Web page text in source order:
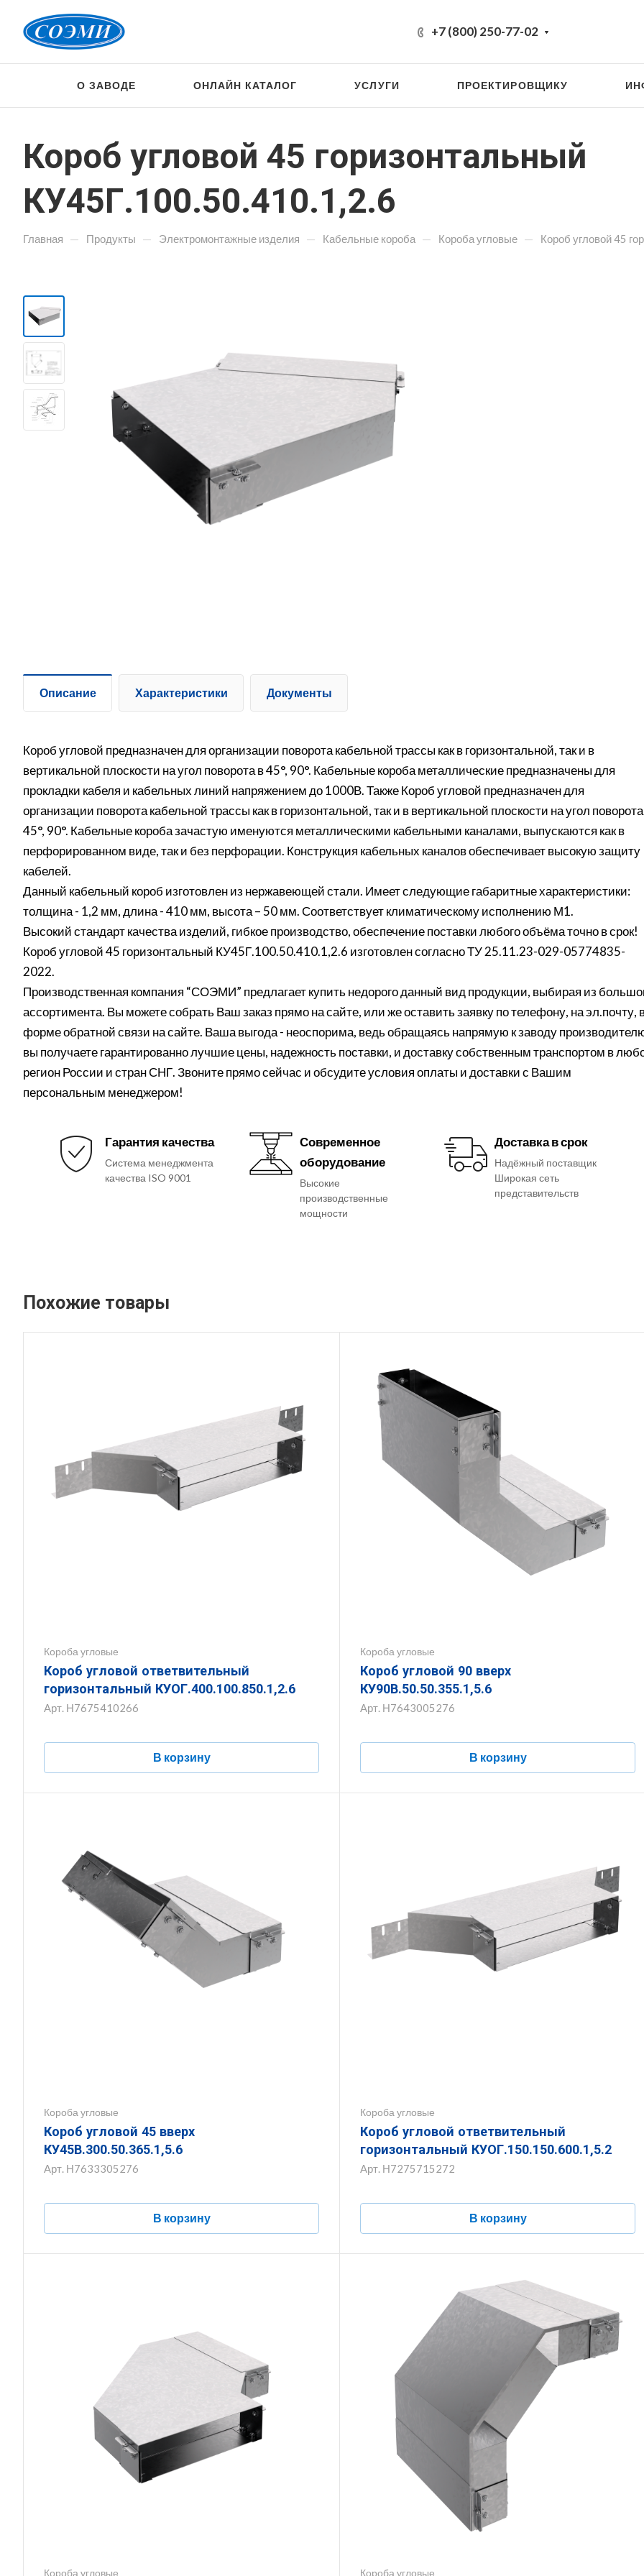
+7 (800) 250-77-02
О ЗАВОДЕ ОНЛАЙН КАТАЛОГ УСЛУГИ ПРОЕКТИРОВЩИКУ
Короб угловой 45 горизонтальный
КУ45Г.100.50.410.1,2.6
Главная — Продукты — Электромонтажные изделия — Кабельные короба — Короба угловые — Короб угловой 45
Описание Характеристики Документы
Короб угловой предназначен для организации поворота кабельной трассы как в горизонтальной, так и в
вертикальной плоскости на угол поворота в 45°, 90°. Кабельные короба металлические предназначены для
прокладки кабеля и кабельных линий напряжением до 1000В. Также Короб угловой предназначен для
организации поворота кабельной трассы как в горизонтальной, так и в вертикальной плоскости на угол
45°, 90°. Кабельные короба зачастую именуются металлическими кабельными каналами, выпускаются как в
перфорированном виде, так и без перфорации. Конструкция кабельных каналов обеспечивает высокую защиту
кабелей.
Данный кабельный короб изготовлен из нержавеющей стали. Имеет следующие габаритные характеристики:
толщина - 1,2 мм, длина - 410 мм, высота – 50 мм. Соответствует климатическому исполнению М1.
Высокий стандарт качества изделий, гибкое производство, обеспечение поставки любого объёма точно в срок!
Короб угловой 45 горизонтальный КУ45Г.100.50.410.1,2.6 изготовлен согласно ТУ 25.11.23-029-05774835-
2022.
Производственная компания “СОЭМИ” предлагает купить недорого данный вид продукции, выбирая из
ассортимента. Вы можете собрать Ваш заказ прямо на сайте, или же оставить заявку по телефону, на эл.почту,
форме обратной связи на сайте. Ваша выгода - неоспорима, ведь обращаясь напрямую к заводу
вы получаете гарантированно лучшие цены, надежность поставки, и доставку собственным транспортом в
регион России и стран СНГ. Звоните прямо сейчас и обсудите условия оплаты и доставки с Вашим
персональным менеджером!
Гарантия качества
Система менеджмента
качества ISO 9001
Современное
оборудование
Высокие
производственные
мощности
Доставка в срок
Надёжный поставщик
Широкая сеть
представительств
Похожие товары
Короба угловые
Короб угловой ответвительный
горизонтальный КУОГ.400.100.850.1,2.6
Арт. Н7675410266
В корзину
Короба угловые
Короб угловой 90 вверх
КУ90В.50.50.355.1,5.6
Арт. Н7643005276
В корзину
Короба угловые
Короб угловой 45 вверх
КУ45В.300.50.365.1,5.6
Арт. Н7633305276
В корзину
Короба угловые
Короб угловой ответвительный
горизонтальный КУОГ.150.150.600.1,5.2
Арт. Н7275715272
В корзину
Короба угловые Короба угловые